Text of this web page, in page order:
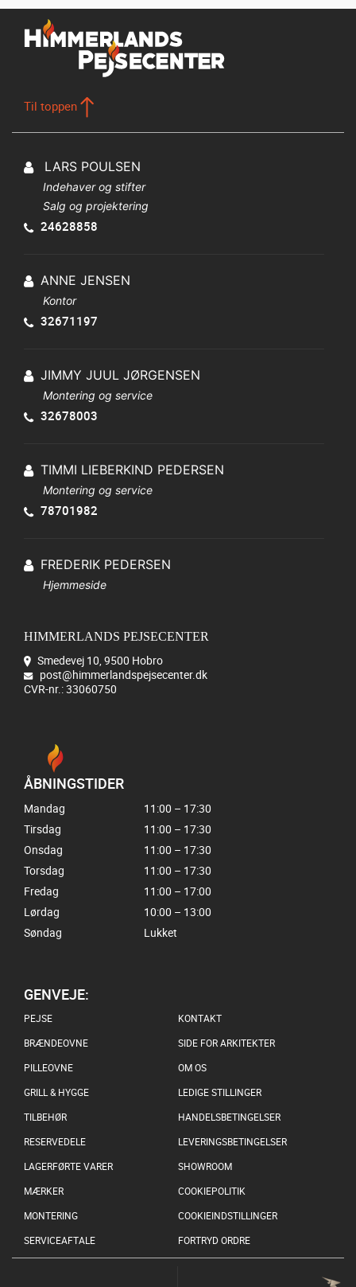
Til toppen
LARS POULSEN
Indehaver og stifter
Salg og projektering
24628858
ANNE JENSEN
Kontor
32671197
JIMMY JUUL JØRGENSEN
Montering og service
32678003
TIMMI LIEBERKIND PEDERSEN
Montering og service
78701982
FREDERIK PEDERSEN
Hjemmeside
HIMMERLANDS PEJSECENTER
Smedevej 10, 9500 Hobro
post@himmerlandspejsecenter.dk
CVR-nr.: 33060750
ÅBNINGSTIDER
Mandag
11:00 – 17:30
Tirsdag
11:00 – 17:30
Onsdag
11:00 – 17:30
Torsdag
11:00 – 17:30
Fredag
11:00 – 17:00
Lørdag
10:00 – 13:00
Søndag
Lukket
GENVEJE:
PEJSE
BRÆNDEOVNE
PILLEOVNE
GRILL & HYGGE
TILBEHØR
RESERVEDELE
LAGERFØRTE VARER
MÆRKER
MONTERING
SERVICEAFTALE
KONTAKT
SIDE FOR ARKITEKTER
OM OS
LEDIGE STILLINGER
HANDELSBETINGELSER
LEVERINGSBETINGELSER
SHOWROOM
COOKIEPOLITIK
COOKIEINDSTILLINGER
FORTRYD ORDRE